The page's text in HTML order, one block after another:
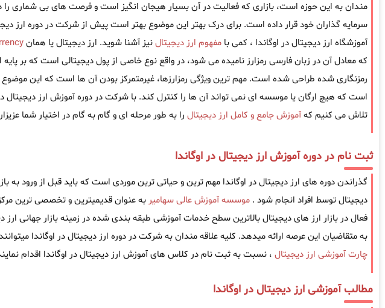
مندان به این حوزه است، بازاری که فعالیت در آن بسیار هیجان انگیز است و فرصت های بی شماری را
سرمایه گذاران خود قرار داده است. برای درک بهتر این موضوع بهتر است پیش از شرکت در دوره ارز
آموزشگاه ارز دیجیتال در اوگاندا ، کمی با مفهوم ارز دیجیتالنیز آشنا شوید. ارز دیجیتال یا همان
که معادل آن در زبان فارسی رمزارز نامیده می شود، در واقع نوع خاصی از پول دیجیتالی است که بر
رمزنگاری شده طراحی شده است. مهم ترین ویژگی رمزارزها، غیرمتمرکز بودن آن ها است که این موضوع
است که هیچ ارگان یا موسسه ای نمی تواند آن ها را کنترل کند. با شرکت در دوره آموزش ارز دیجیتال در
تلاش می کنیم کهآموزش جامع و کامل ارز دیجیتال را به طور مرحله ای و گام به گام در اختیار شما
ثبت نام در دوره آموزش ارز دیجیتال در اوگاندا
گذراندن دوره های ارز دیجیتال در اوگاندا مهم ترین و حیاتی ترین موردی است که باید قبل از ورود به
دیجیتال توسط افراد انجام شود . موسسه آموزش عالی سهامیربه عنوان قدیمیترین و تخصصی ترین
فعال در بازار ارز های دیجیتال بالاترین سطح خدمات آموزشی طبقه بندی شده در زمینه بازار جهانی ارز
به متقاضیان این عرصه ارائه میدهد. کلیه علاقه مندان به شرکت در دوره ارز دیجیتال در اوگاندا
چارت آموزشی ارز دیجیتال ، نسبت به ثبت نام در کلاس های آموزش ارز دیجیتال در اوگاندا اقدام
مطالب آموزشی ارز دیجیتال در اوگاندا